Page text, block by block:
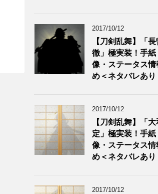
2017/10/12
【刀剣乱舞】「
徹」極実装！手紙
像・ステータス情
め＜ネタバレあり
2017/10/12
【刀剣乱舞】「
定」極実装！手紙
像・ステータス情
め＜ネタバレあり
2017/10/12